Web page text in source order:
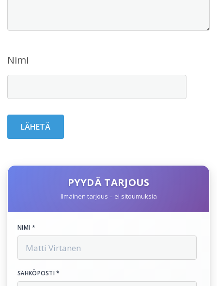
Nimi
PYYDÄ TARJOUS
Ilmainen tarjous – ei sitoumuksia
NIMI *
SÄHKÖPOSTI *